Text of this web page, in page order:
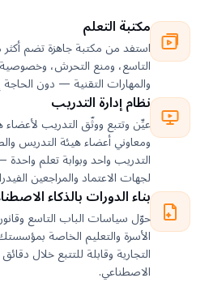
مكتبة التعلم
التاسع، ومنع التحرش، وخصوصية
والمهارات التقنية — دون
نظام إدارة التدريب
عيِّن وتتبع ووثّق التدريب
ومعاوني أعضاء هيئة التدريس
التدريب واحد وبوابة تعلم
لجهات الاعتماد والمراجعين
بناء الدورات بالذكاء
حوّل سياسات الباب التاسع
الأسرة والتعليم الخاصة
التجارية وقابلة للتتبع خلال
الاصطناعي.